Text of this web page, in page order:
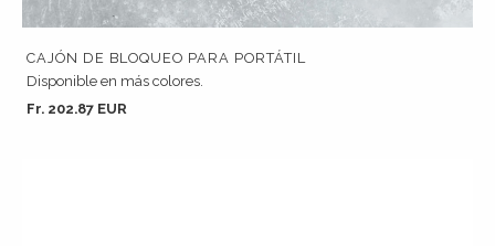
CAJÓN DE BLOQUEO PARA PORTÁTIL
Disponible en más colores.
Fr. 202.87 EUR